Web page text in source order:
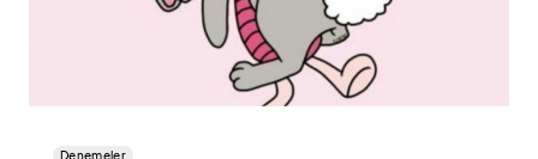
Denemeler